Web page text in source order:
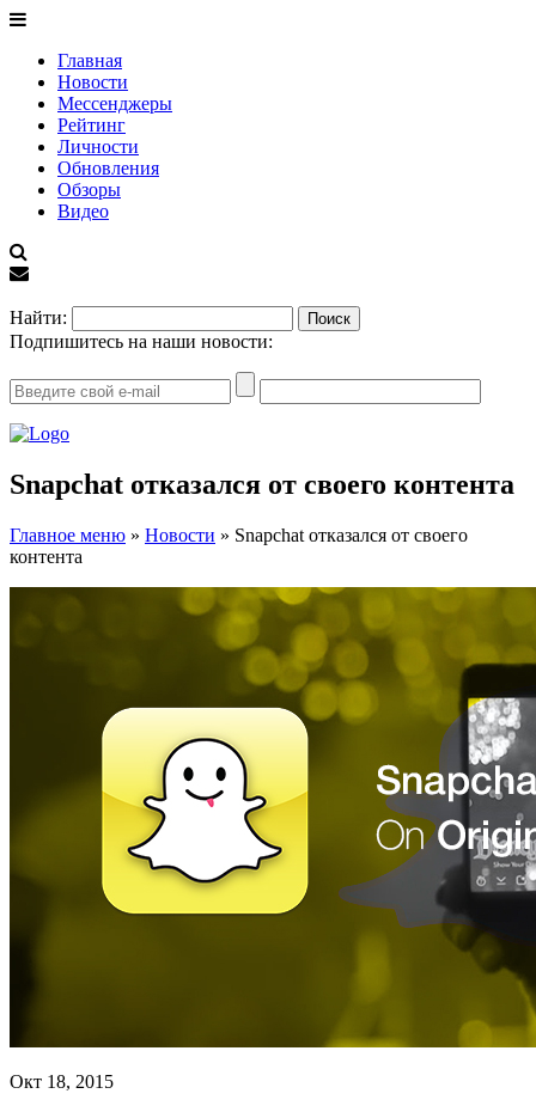
Главная
Новости
Мессенджеры
Рейтинг
Личности
Обновления
Обзоры
Видео
Найти:
Подпишитесь на наши новости:
Snapchat отказался от своего контента
Главное меню » Новости » Snapchat отказался от своего
контента
Окт 18, 2015